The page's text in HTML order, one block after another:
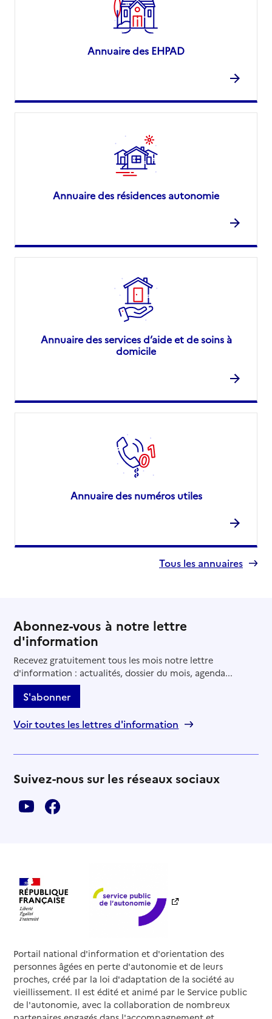
Annuaire des EHPAD
Annuaire des résidences autonomie
Annuaire des services d’aide et de soins à
domicile
Annuaire des numéros utiles
Tous les annuaires
Abonnez-vous à notre lettre
d'information
Recevez gratuitement tous les mois notre lettre
d'information : actualités, dossier du mois, agenda...
S'abonner
Voir toutes les lettres d'information
Suivez-nous sur les réseaux sociaux
Portail national d'information et d'orientation des
personnes âgées en perte d'autonomie et de leurs
proches, créé par la loi d'adaptation de la société au
vieillissement. Il est édité et animé par le Service public
de l'autonomie, avec la collaboration de nombreux